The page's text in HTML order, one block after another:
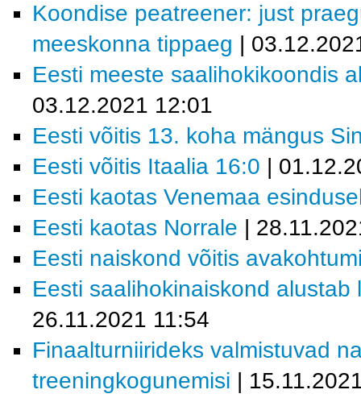
Koondise peatreener: just
meeskonna tippaeg |
Eesti meeste saalihokikoondis
03.12.2021 12:01
Eesti võitis 13. koha mängus
Eesti võitis Itaalia 16:0 |
Eesti kaotas Venemaa
Eesti kaotas Norrale |
Eesti naiskond võitis
Eesti saalihokinaiskond
26.11.2021 11:54
Finaalturniirideks valmistuvad
treeningkogunemisi |